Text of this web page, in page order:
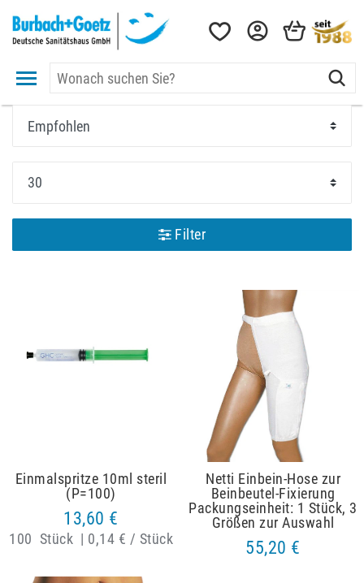
Filter
Einmalspritze 10ml steril
(P=100)
13,60 €
100 Stück | 0,14 € / Stück
Netti Einbein-Hose zur
Beinbeutel-Fixierung
Packungseinheit: 1 Stück, 3
Größen zur Auswahl
55,20 €